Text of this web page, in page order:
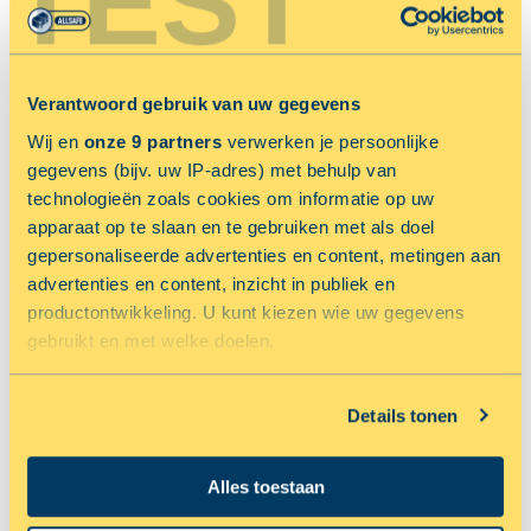
Verantwoord gebruik van uw gegevens
Wij en onze 9 partners verwerken je persoonlijke
gegevens (bijv. uw IP-adres) met behulp van
technologieën zoals cookies om informatie op uw
apparaat op te slaan en te gebruiken met als doel
gepersonaliseerde advertenties en content, metingen aan
advertenties en content, inzicht in publiek en
productontwikkeling. U kunt kiezen wie uw gegevens
gebruikt en met welke doelen.
die tot een paar meter nauwkeurig kan zijn
Uw apparaat identificeren door het actief te scannen
op specifieke eigenschappen (fingerprinting)
Details tonen
Alles toestaan
Netwerkweg 43
NU 33.33% KORTING OP OPSLAGRUIMTE
ALKMAAR